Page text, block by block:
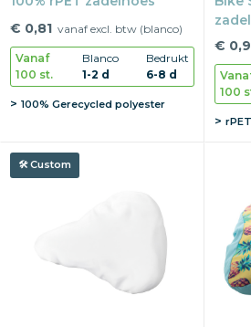
€ 0,81 vanaf excl. btw (blanco)
Vanaf
100 st.
Blanco
1-2 d
Bedrukt
6-8 d
100% Gerecycled polyester
€
100
rPET
Custom